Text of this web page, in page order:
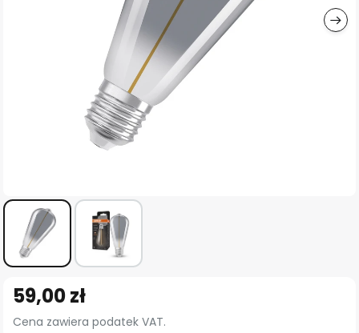
na
początek
59,00 zł
Cena zawiera podatek VAT.